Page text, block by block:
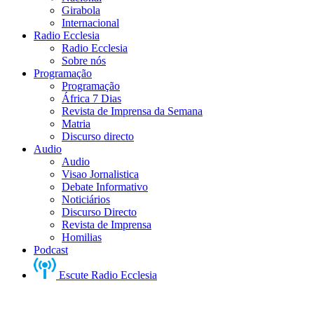
Girabola
Internacional
Radio Ecclesia
Radio Ecclesia
Sobre nós
Programação
Programação
África 7 Dias
Revista de Imprensa da Semana
Matria
Discurso directo
Audio
Audio
Visao Jornalistica
Debate Informativo
Noticiários
Discurso Directo
Revista de Imprensa
Homilias
Podcast
Escute Radio Ecclesia